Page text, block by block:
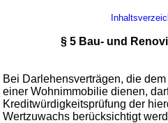
§ 5 Bau- und
Bei Darlehensverträgen, die
einer Wohnimmobilie dienen,
Kreditwürdigkeitsprüfung der
Wertzuwachs berücksichtigt